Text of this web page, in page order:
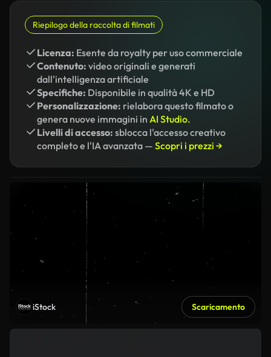
Riepilogo della raccolta di filmati
Licenza: Esente da royalty per uso commerciale
Contenuto: video originali e generati
dall'intelligenza artificiale
Specifiche: Disponibile in qualità 4K e HD
Personalizzazione: rielabora questo filmato o
genera nuove immagini in AI Studio.
Livelli di accesso: sblocca l'accesso creativo
completo e l'IA avanzata — Scopri i prezzi →
iStock Scaricamento